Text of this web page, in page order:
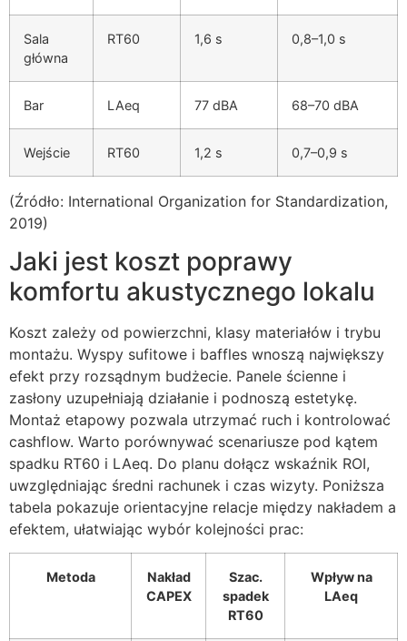
Sala
główna
RT60 1,6 s 0,8–1,0 s
Bar LAeq 77 dBA 68–70 dBA
Wejście RT60 1,2 s 0,7–0,9 s
(Źródło: International Organization for Standardization,
2019)
Jaki jest koszt poprawy
komfortu akustycznego lokalu
Koszt zależy od powierzchni, klasy materiałów i trybu
montażu. Wyspy sufitowe i baffles wnoszą największy
efekt przy rozsądnym budżecie. Panele ścienne i
zasłony uzupełniają działanie i podnoszą estetykę.
Montaż etapowy pozwala utrzymać ruch i kontrolować
cashflow. Warto porównywać scenariusze pod kątem
spadku RT60 i LAeq. Do planu dołącz wskaźnik ROI,
uwzględniając średni rachunek i czas wizyty. Poniższa
tabela pokazuje orientacyjne relacje między nakładem a
efektem, ułatwiając wybór kolejności prac:
Metoda
Nakład
CAPEX
Szac.
spadek
RT60
Wpływ na
LAeq